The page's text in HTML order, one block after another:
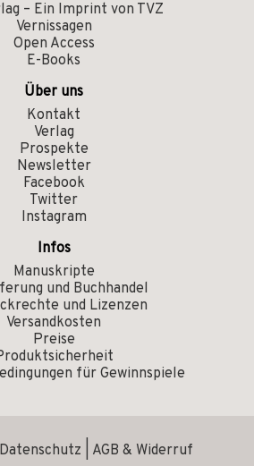
– Ein Imprint von TVZ
Vernissagen
Open Access
E-Books
Über uns
Kontakt
Verlag
Prospekte
Newsletter
Facebook
Twitter
Instagram
Infos
Manuskripte
und Buchhandel
und Lizenzen
Versandkosten
Preise
für Gewinnspiele
Datenschutz AGB & Widerruf